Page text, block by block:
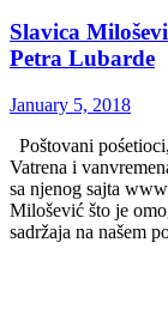
Slavica
Petra Lubarde
January 5, 2018
Poštovani
Vatrena i
sa njenog sajta
Milošević što je
sadržaja na našem